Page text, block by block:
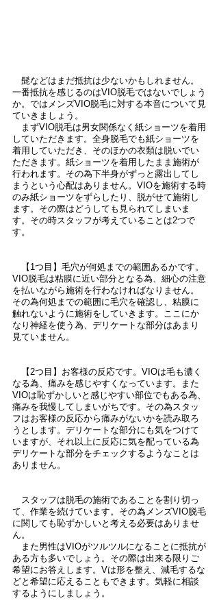
髭などはまだ抵抗は少ないかもしれません。
一番抵抗を感じるのはVIO脱毛ではないでしょう
か。ではメンズVIO脱毛に対する本音について見
ていきましょう。
まずVIO脱毛は男女関係なく紙ショーツを着用
していただきます。全身脱毛でも紙ショーツを
着用していただき、そのほかの衣類は脱いでい
ただきます。紙ショーツを着用したまま施術が
行われます。その為下半身がずっと露出してし
まうという心配はありません。VIOを施術する時
のみ紙ショーツをずらしたり、脱がせて施術し
ます。その際はどうしても見られてしまいま
す。その時スタッフが考えていることは2つで
す。
【1つ目】毛穴が何処までの範囲あるかです。
VIO脱毛は粘膜に近い部分となる為、細心の注意
を払いながら施術を行わなければなりません。
その為何処までの範囲に毛穴を確認し、粘膜に
触れないように施術をしていきます。ここにか
なり神経を使う為、デリケートな部分はあまり
見ていません。
【2つ目】お客様の反応です。VIOは毛も濃く
なる為、痛みを感じやすくなっています。また
VIOは恥ずかしいと感じやすい部位でもある為、
痛みを我慢してしまいがちです。その為スタッ
フはお客様の反応から痛みがないかを読み取ろ
うとします。デリケートな部分にも気をつけて
いますが、それ以上に反応に気を配っている為
デリケートな部分をチェックするようなことは
ありません。
スタッフは脱毛の施術であることを割り切っ
て、作業を続けています。その為メンズVIO脱毛
に関しても恥ずかしいと考える必要はありませ
ん。
また男性はVIOがツルツルになることに抵抗が
ある方も多いでしょう。その際は出来る限りご
希望にお答えします。Vは形を整え、減毛するな
どと希望に応えることもできます。気軽に相談
するようにしましょう。